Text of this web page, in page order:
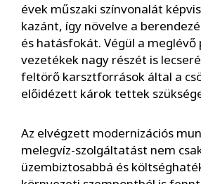
évek műszaki színvonalát
kazánt, így növelve a
és hatásfokát. Végül a
vezetékek nagy részét is
feltörő karsztforrások által a
előidézett károk tettek
Az elvégzett modernizációs
melegvíz-szolgáltatást nem
üzembiztosabbá és